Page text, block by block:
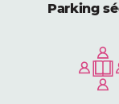
Parking